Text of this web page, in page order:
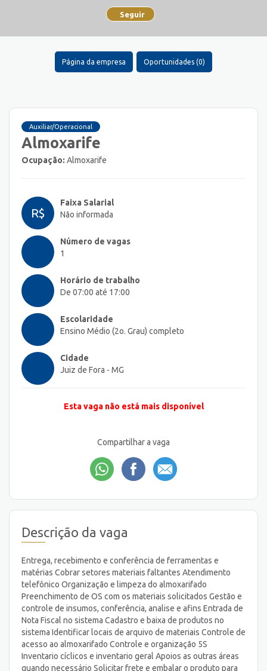
Seguir
Página da empresa Oportunidades (0)
Auxiliar/Operacional
Almoxarife
Ocupação: Almoxarife
R$
Faixa Salarial
Não informada
Número de vagas
1
Horário de trabalho
De 07:00 até 17:00
Escolaridade
Ensino Médio (2o. Grau) completo
Cidade
Juiz de Fora - MG
Esta vaga não está mais disponível
Compartilhar a vaga
Descrição da vaga
Entrega, recebimento e conferência de ferramentas e
matérias Cobrar setores materiais faltantes Atendimento
telefônico Organização e limpeza do almoxarifado
Preenchimento de OS com os materiais solicitados Gestão e
controle de insumos, conferência, analise e afins Entrada de
Nota Fiscal no sistema Cadastro e baixa de produtos no
sistema Identificar locais de arquivo de materiais Controle de
acesso ao almoxarifado Controle e organização 5S
Inventario cíclicos e inventario geral Apoios as outras áreas
quando necessário Solicitar frete e embalar o produto para